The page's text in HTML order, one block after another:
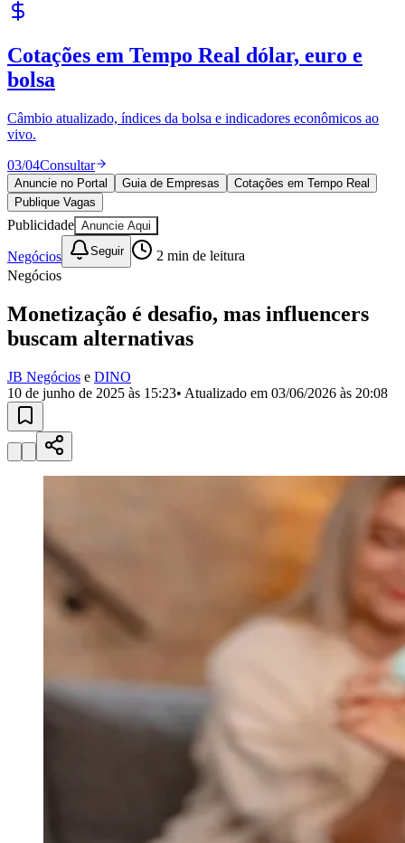
Publicidade Legal
Política
Esportes
Cultura
Meio Ambiente
Obras
Educação
Bairros de Barueri
Selecione sua região
Aldeia Aldeia da Serra Aldeia de Barueri
JubranBelval BethavilleBoa
RegiãoCotiaCruz Preta
MilitarItapeviJandira Jardim AudirJardim BelvalJardim
Califórnia
Esperança
JulioJardim Líbano
MutingaJardim Paraíso
Jardim São PedroJardim São SilvestreJardim SilveiraJardim
Parque Viana
do Bom Jesus
ParnaíbaSilveira
Vila
do CondeVila Engenho Novo
Vila Porto
Para Sua Empresa
Anuncie no Portal
Guia de Empresas
Negócios Regionais
Turismo
Segurança Regional
Carapicuíba Jandira Itapevi CotiaPirapora
AraçariguamaCajamar Caieiras
Franco da
Cotações em Tempo Real dólar, euro e
bolsa
Câmbio atualizado, índices da bolsa e indicadores econômicos ao
vivo.
03/04Consultar
Anuncie no Portal Guia de Empresas
Cotações em Tempo Real
Publique Vagas
Publicidade Anuncie Aqui
Negócios Seguir 2 min de leitura
Negócios
Monetização é desafio, mas influencers
buscam alternativas
JB Negócios e DINO
10 de junho de 2025 às 15:23• Atualizado em 03/06/2026 às 20:08